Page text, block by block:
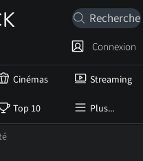
Cinémas Streaming
Top 10 Plus...
Connexion